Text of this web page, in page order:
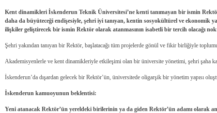
Kent dinamikleri İskenderun Teknik Üniversitesi’ne kenti tanımayan bir ismin
daha da büyüteceği endişesiyle, şehri iyi tanıyan, kentin sosyokültürel ve ekonomik
ilişkiler geliştirecek bir ismin Rektör olarak atanmasının isabetli bir tercih olacağı
Şehri yakından tanıyan bir Rektör, başlatacağı tüm projelerde gönül ve fikir birliğiyle
Akademisyenlerle ve kent dinamikleriyle etkileşimi olan bir üniversite yönetimi, şehri şaha
İskenderun’da dışardan gelecek bir Rektör’ün, üniversitede oligarşik bir yönetim yapısı
İskenderun kamuoyunun beklentisi:
Yeni atanacak Rektör’ün yereldeki birilerinin ya da giden Rektör’ün adamı olarak